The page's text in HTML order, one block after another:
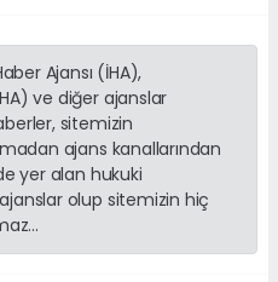
Ajansı (İHA),
ve diğer ajanslar
sitemizin
ajans kanallarından
yer alan hukuki
olup sitemizin hiç